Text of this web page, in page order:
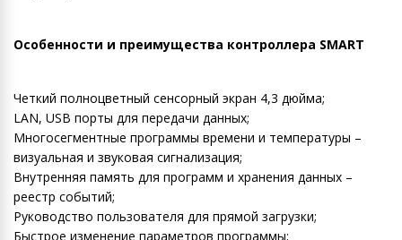
Особенности и преимущества контроллера SMART
Четкий полноцветный сенсорный экран 4,3 дюйма;
LAN, USB порты для передачи данных;
Многосегментные программы времени и температуры –
визуальная и звуковая сигнализация;
Внутренняя память для программ и хранения данных –
реестр событий;
Руководство пользователя для прямой загрузки;
Быстрое изменение параметров программы;